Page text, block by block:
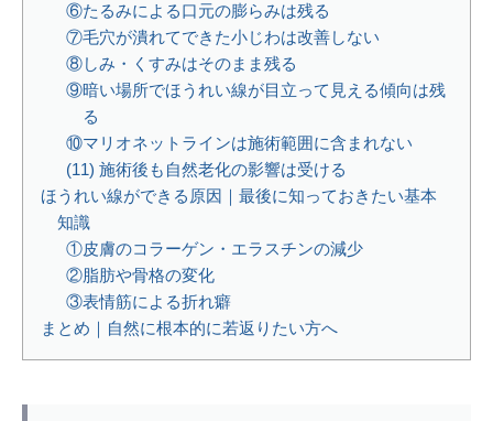
⑥たるみによる口元の膨らみは残る
⑦毛穴が潰れてできた小じわは改善しない
⑧しみ・くすみはそのまま残る
⑨暗い場所でほうれい線が目立って見える傾向は残
る
⑩マリオネットラインは施術範囲に含まれない
(11) 施術後も自然老化の影響は受ける
ほうれい線ができる原因｜最後に知っておきたい基本
知識
①皮膚のコラーゲン・エラスチンの減少
②脂肪や骨格の変化
③表情筋による折れ癖
まとめ｜自然に根本的に若返りたい方へ